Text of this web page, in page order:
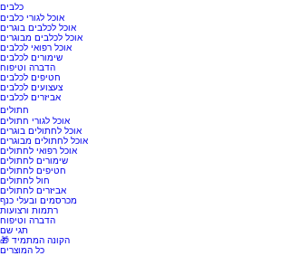
כלבים
אוכל לגורי כלבים
אוכל לכלבים בוגרים
אוכל לכלבים מבוגרים
אוכל רפואי לכלבים
שימורים לכלבים
הדברה וטיפוח
חטיפים לכלבים
צעצועים לכלבים
אביזרים לכלבים
חתולים
אוכל לגורי חתולים
אוכל לחתולים בוגרים
אוכל לחתולים מבוגרים
אוכל רפואי לחתולים
שימורים לחתולים
חטיפים לחתולים
חול לחתולים
אביזרים לחתולים
מכרסמים ובעלי כנף
רתמות ורצועות
הדברה וטיפוח
תגי שם
🎁 הקונה המתמיד
כל המוצרים